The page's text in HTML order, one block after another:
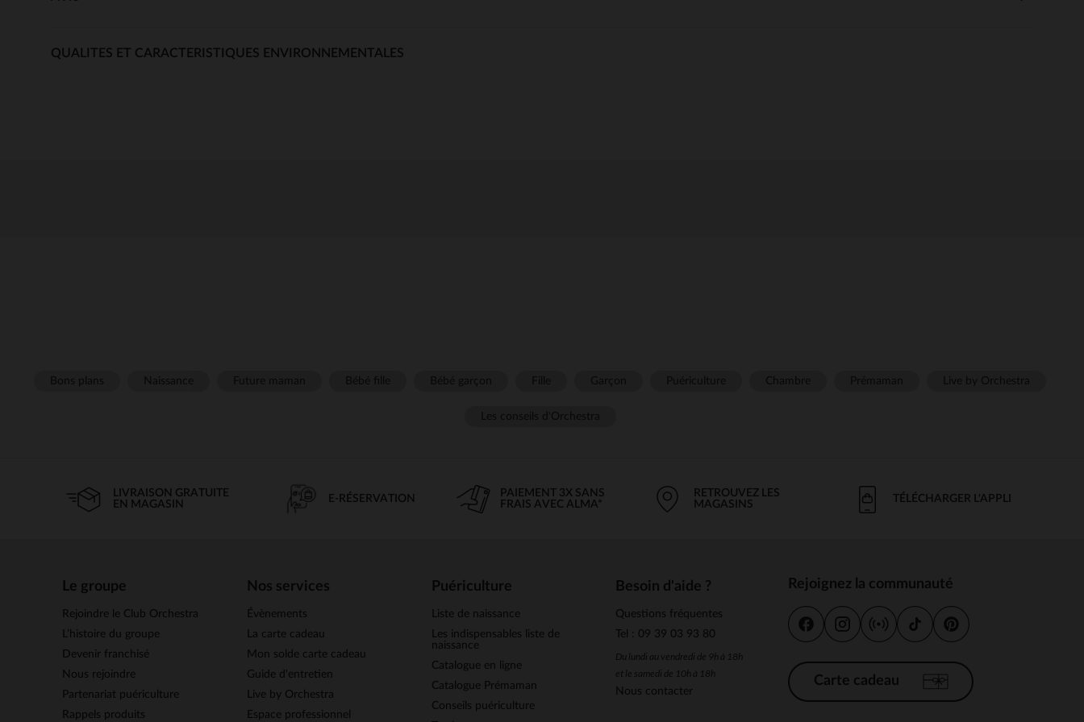
QUALITES ET CARACTERISTIQUES ENVIRONNEMENTALES
LIVRAISON GRATUITE
EN MAGASIN
E-RÉSERVATION
PAIEMENT 3X SANS
FRAIS AVEC ALMA*
RETROUVEZ LES
MAGASINS
TÉLÉCHARGER L'APPLI
Le groupe
Rejoindre le Club Orchestra
L’histoire du groupe
Devenir franchisé
Nous rejoindre
Partenariat puériculture
Rappels produits
Nos services
Évènements
La carte cadeau
Mon solde carte cadeau
Guide d'entretien
Live by Orchestra
Espace professionnel
Puériculture
Liste de naissance
Les indispensables liste de
naissance
Catalogue en ligne
Catalogue Prémaman
Conseils puériculture
Besoin d'aide ?
Questions fréquentes
Tel : 09 39 03 93 80
Du lundi au vendredi de 9h à 18h
et le samedi de 10h à 18h
Nous contacter
Rejoignez la communauté
Carte cadeau